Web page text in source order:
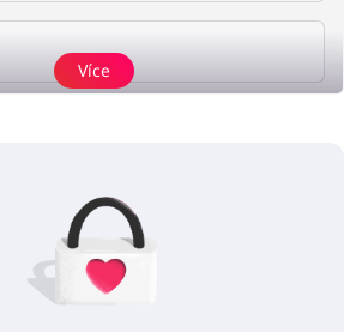
Žádné elementy nejsou
Více